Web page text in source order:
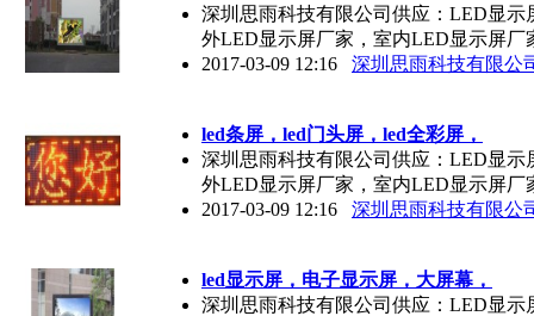
深圳思雨科技有限公司供应：LED显
外LED显示屏厂家，室内LED显示屏厂
2017-03-09 12:16
深圳思雨科技有限公
led条屏，led门头屏，led全彩屏，
深圳思雨科技有限公司供应：LED显
外LED显示屏厂家，室内LED显示屏厂
2017-03-09 12:16
深圳思雨科技有限公
led显示屏，电子显示屏，大屏幕，
深圳思雨科技有限公司供应：LED显